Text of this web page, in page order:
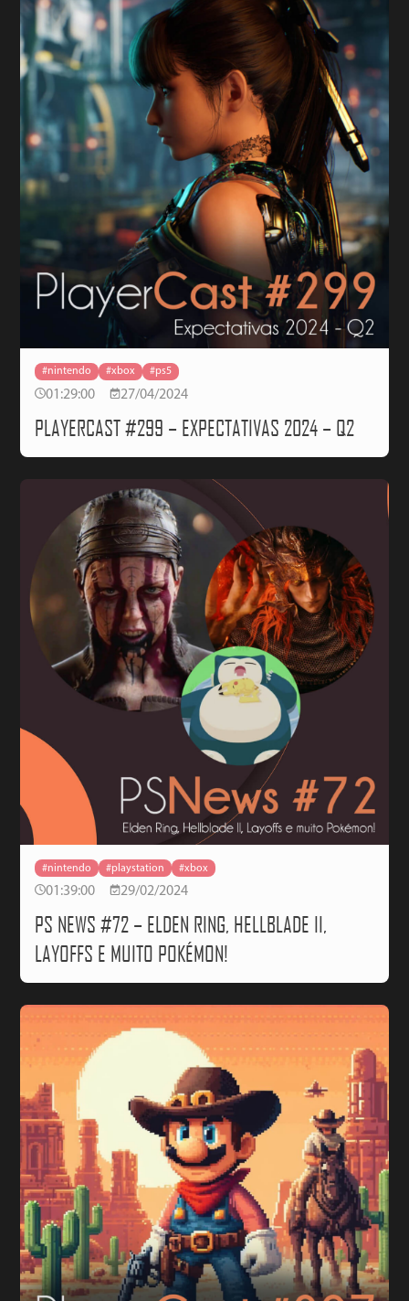
#nintendo #xbox #ps5
01:29:00 27/04/2024
PLAYERCAST #299 – EXPECTATIVAS 2024 – Q2
#nintendo #playstation #xbox
01:39:00 29/02/2024
PS NEWS #72 – ELDEN RING, HELLBLADE II,
LAYOFFS E MUITO POKÉMON!